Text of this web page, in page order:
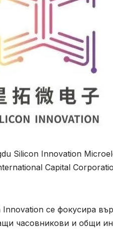
Silicon Innovation
Capital
Innovation се фокусира
часовникови и общи